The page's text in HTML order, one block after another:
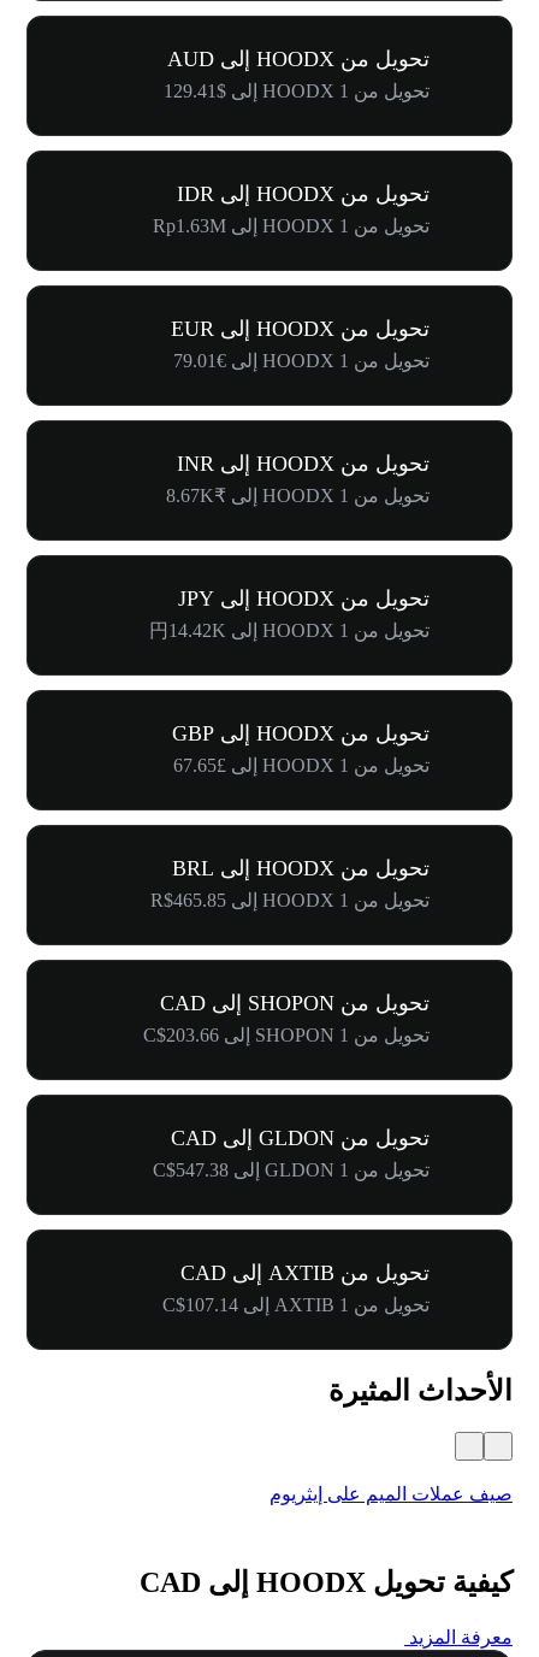
تحويل من HOODX إلى AUD
تحويل من 1 HOODX إلى $129.41
تحويل من HOODX إلى IDR
تحويل من 1 HOODX إلى Rp1.63M
تحويل من HOODX إلى EUR
تحويل من 1 HOODX إلى €79.01
تحويل من HOODX إلى INR
تحويل من 1 HOODX إلى ₹8.67K
تحويل من HOODX إلى JPY
تحويل من 1 HOODX إلى 円14.42K
تحويل من HOODX إلى GBP
تحويل من 1 HOODX إلى £67.65
تحويل من HOODX إلى BRL
تحويل من 1 HOODX إلى R$465.85
تحويل من SHOPON إلى CAD
تحويل من 1 SHOPON إلى C$203.66
تحويل من GLDON إلى CAD
تحويل من 1 GLDON إلى C$547.38
تحويل من AXTIB إلى CAD
تحويل من 1 AXTIB إلى C$107.14
الأحداث المثيرة
صيف عملات الميم على إيثريوم
كيفية تحويل HOODX إلى CAD
معرفة المزيد